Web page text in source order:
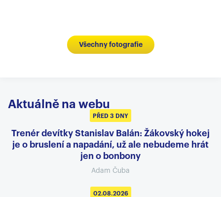
Všechny fotografie
Aktuálně na webu
PŘED 3 DNY
Trenér devítky Stanislav Balán: Žákovský hokej
je o bruslení a napadání, už ale nebudeme hrát
jen o bonbony
Adam Čuba
02.08.2026